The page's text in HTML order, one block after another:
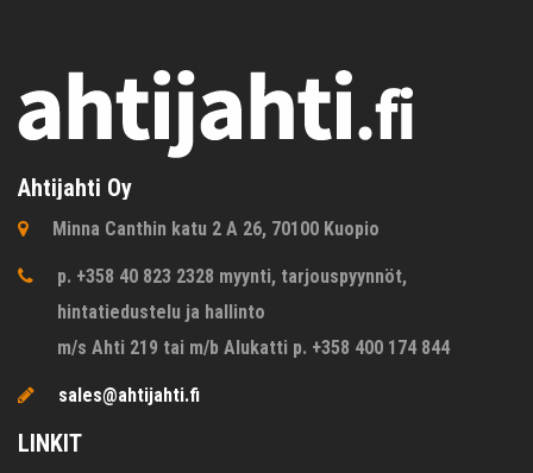
Ahtijahti Oy
Minna Canthin katu 2 A 26, 70100 Kuopio
p. +358 40 823 2328 myynti, tarjouspyynnöt,
hintatiedustelu ja hallinto
m/s Ahti 219 tai m/b Alukatti p. +358 400 174 844
sales@ahtijahti.fi
LINKIT